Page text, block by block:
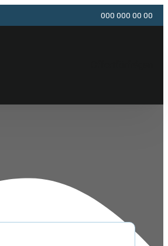
000 000 00 00